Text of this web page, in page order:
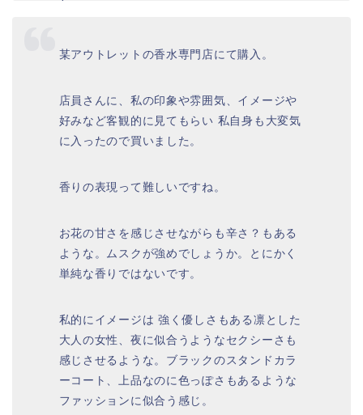
某アウトレットの香水専門店にて購入。
店員さんに、私の印象や雰囲気、イメージや
好みなど客観的に見てもらい 私自身も大変気
に入ったので買いました。
香りの表現って難しいですね。
お花の甘さを感じさせながらも辛さ？もある
ような。ムスクが強めでしょうか。とにかく
単純な香りではないです。
私的にイメージは 強く優しさもある凛とした
大人の女性、夜に似合うようなセクシーさも
感じさせるような。ブラックのスタンドカラ
ーコート、上品なのに色っぽさもあるような
ファッションに似合う感じ。